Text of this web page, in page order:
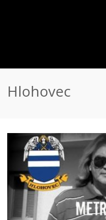
Hlohovec